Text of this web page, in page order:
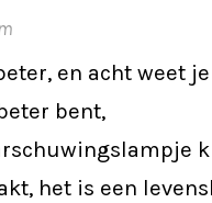
en acht weet
bent,
het is een